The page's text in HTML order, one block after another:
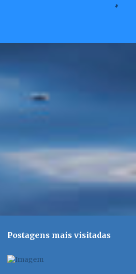
á
Postagens mais visitadas